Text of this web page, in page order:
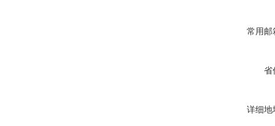
常用邮
省
详细地